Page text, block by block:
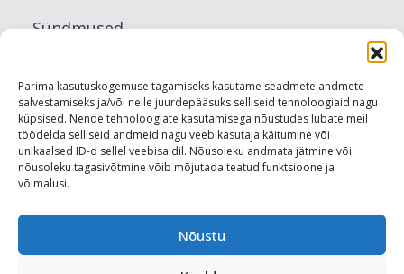
Parima kasutuskogemuse tagamiseks kasutame seadmete andmete
salvestamiseks ja/või neile juurdepääsuks selliseid tehnoloogiaid nagu
küpsised. Nende tehnoloogiate kasutamisega nõustudes lubate meil
töödelda selliseid andmeid nagu veebikasutaja käitumine või
unikaalsed ID-d sellel veebisaidil. Nõusoleku andmata jätmine või
nõusoleku tagasivõtmine võib mõjutada teatud funktsioone ja
võimalusi.
Nõustu
Sündmused
Maitseelamused
Vaatamisväärsused
Visit Tallinn
Turismiprofessionaalile